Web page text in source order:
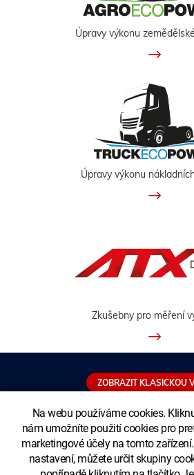
Na webu používáme cookies.
nám umožníte použití cookies pro
marketingové účely na tomto
nastavení, můžete určit skupiny
Úpravy výkonu
Úpravy výkonu
Zkušebny pro měření
ZOBRAZIT KLASICKOU
Copyright © XTUNING LTD.